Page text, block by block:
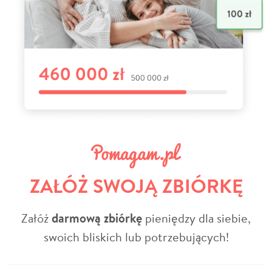
ZAŁÓŻ SWOJĄ ZBIÓRKĘ
Załóżdarmową zbiórkę pieniędzy dla siebie,
swoich bliskich lub potrzebujących!